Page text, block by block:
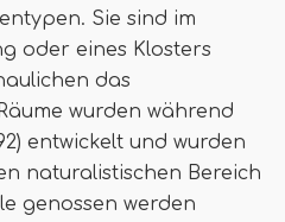
Sie sind im
oder eines Klosters
das
wurden während
entwickelt und wurden
naturalistischen Bereich
genossen werden